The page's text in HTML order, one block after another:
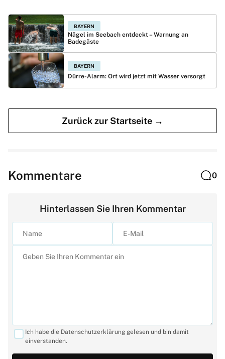
BAYERN
Nägel im Seebach entdeckt – Warnung an
Badegäste
BAYERN
Dürre-Alarm: Ort wird jetzt mit Wasser versorgt
Zurück zur Startseite →
Kommentare 0
Hinterlassen Sie Ihren Kommentar
Ich habe die Datenschutzerklärung gelesen und bin damit
einverstanden.